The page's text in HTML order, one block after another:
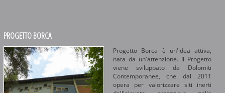
PROGETTO BORCA
Progetto Borca è un'idea attiva,
nata da un'attenzione. Il Progetto
viene sviluppato da Dolomiti
Contemporanee, che dal 2011
opera per valorizzare siti inerti